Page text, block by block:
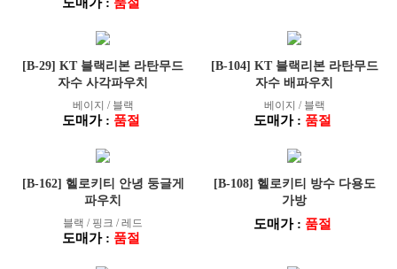
[B-29] KT 블랙리본 라탄무드
자수 사각파우치
베이지 / 블랙
도매가 : 품절
[B-104] KT 블랙리본 라탄무드
자수 배파우치
베이지 / 블랙
도매가 : 품절
[B-162] 헬로키티 안녕 둥글게
파우치
블랙 / 핑크 / 레드
도매가 : 품절
[B-108] 헬로키티 방수 다용도
가방
도매가 : 품절